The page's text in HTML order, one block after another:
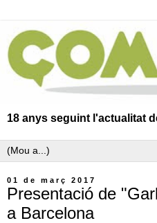
18 anys seguint l'actualitat
01 de març 2017
Presentació de
a Barcelona